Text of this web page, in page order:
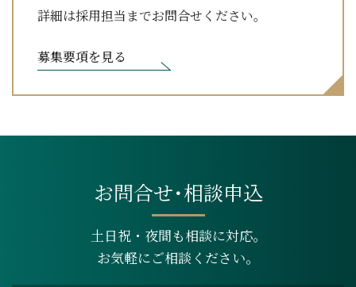
詳細は採用担当までお問合せください。
募集要項を見る
お問合せ･相談申込
土日祝・夜間も相談に対応。
お気軽にご相談ください。